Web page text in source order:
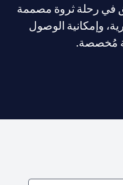
في رحلة ثروة مصممة
وإمكانية الوصول
مُخصصة.